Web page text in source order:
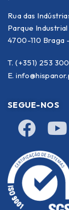
Rua das
Parque
4700-110 Braga
T. (+351) 253
E.
SEGUE-NOS